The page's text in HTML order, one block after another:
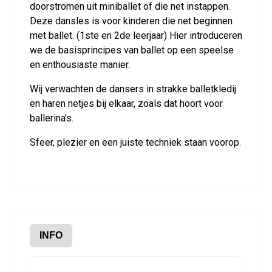
doorstromen uit miniballet of die net instappen.
Deze dansles is voor kinderen die net beginnen
met ballet. (1ste en 2de leerjaar) Hier introduceren
we de basisprincipes van ballet op een speelse
en enthousiaste manier.
Wij verwachten de dansers in strakke balletkledij
en haren netjes bij elkaar, zoals dat hoort voor
ballerina's.
Sfeer, plezier en een juiste techniek staan voorop.
INFO